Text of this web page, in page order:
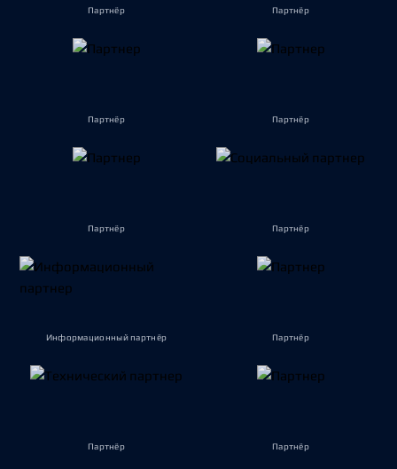
Партнёр Партнёр
Партнёр Партнёр
Партнёр Партнёр
Информационный партнёр Партнёр
Партнёр Партнёр